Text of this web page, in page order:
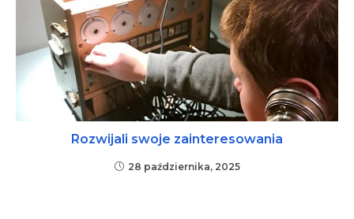
Rozwijali swoje zainteresowania
28 października, 2025